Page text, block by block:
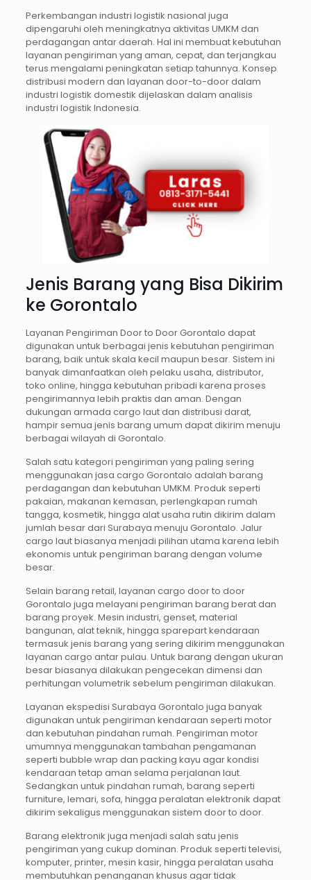
Perkembangan industri logistik nasional juga
dipengaruhi oleh meningkatnya aktivitas UMKM dan
perdagangan antar daerah. Hal ini membuat kebutuhan
layanan pengiriman yang aman, cepat, dan terjangkau
terus mengalami peningkatan setiap tahunnya. Konsep
distribusi modern dan layanan door-to-door dalam
industri logistik domestik dijelaskan dalam analisis
industri logistik Indonesia.
Jenis Barang yang Bisa Dikirim
ke Gorontalo
Layanan Pengiriman Door to Door Gorontalo dapat
digunakan untuk berbagai jenis kebutuhan pengiriman
barang, baik untuk skala kecil maupun besar. Sistem ini
banyak dimanfaatkan oleh pelaku usaha, distributor,
toko online, hingga kebutuhan pribadi karena proses
pengirimannya lebih praktis dan aman. Dengan
dukungan armada cargo laut dan distribusi darat,
hampir semua jenis barang umum dapat dikirim menuju
berbagai wilayah di Gorontalo.
Salah satu kategori pengiriman yang paling sering
menggunakan jasa cargo Gorontalo adalah barang
perdagangan dan kebutuhan UMKM. Produk seperti
pakaian, makanan kemasan, perlengkapan rumah
tangga, kosmetik, hingga alat usaha rutin dikirim dalam
jumlah besar dari Surabaya menuju Gorontalo. Jalur
cargo laut biasanya menjadi pilihan utama karena lebih
ekonomis untuk pengiriman barang dengan volume
besar.
Selain barang retail, layanan cargo door to door
Gorontalo juga melayani pengiriman barang berat dan
barang proyek. Mesin industri, genset, material
bangunan, alat teknik, hingga sparepart kendaraan
termasuk jenis barang yang sering dikirim menggunakan
layanan cargo antar pulau. Untuk barang dengan ukuran
besar biasanya dilakukan pengecekan dimensi dan
perhitungan volumetrik sebelum pengiriman dilakukan.
Layanan ekspedisi Surabaya Gorontalo juga banyak
digunakan untuk pengiriman kendaraan seperti motor
dan kebutuhan pindahan rumah. Pengiriman motor
umumnya menggunakan tambahan pengamanan
seperti bubble wrap dan packing kayu agar kondisi
kendaraan tetap aman selama perjalanan laut.
Sedangkan untuk pindahan rumah, barang seperti
furniture, lemari, sofa, hingga peralatan elektronik dapat
dikirim sekaligus menggunakan sistem door to door.
Barang elektronik juga menjadi salah satu jenis
pengiriman yang cukup dominan. Produk seperti televisi,
komputer, printer, mesin kasir, hingga peralatan usaha
membutuhkan penanganan khusus agar tidak